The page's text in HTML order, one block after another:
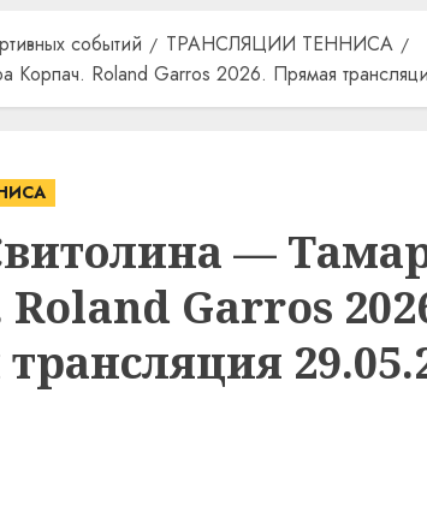
событий
ТРАНСЛЯЦИИ ТЕННИСА
Корпач. Roland Garros 2026. Прямая
—
Garros